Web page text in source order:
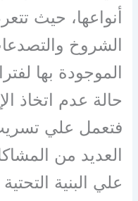
أنواعها، حيث
الشروخ
الموجودة بها
حالة عدم اتخاذ
فتعمل علي
العديد من
علي البنية